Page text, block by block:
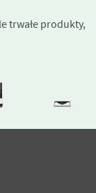
trwałe produkty,